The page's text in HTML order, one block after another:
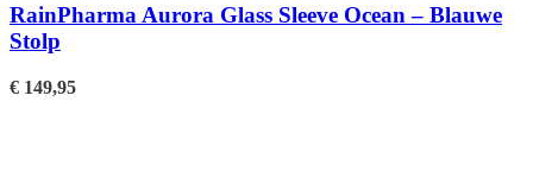
RainPharma Aurora Glass Sleeve Ocean – Blauwe
Stolp
€ 149,95